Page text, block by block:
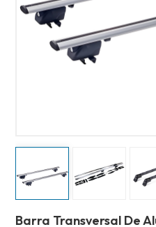
Barra Transversal De